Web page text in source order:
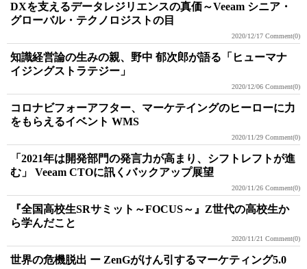
DXを支えるデータレジリエンスの真価～Veeam シニア・
グローバル・テクノロジストの目
2020/12/17 Comment(0)
知識経営論の生みの親、野中 郁次郎が語る「ヒューマナ
イジングストラテジー」
2020/12/06 Comment(0)
コロナビフォーアフター、マーケテイングのヒーローに力
をもらえるイベント WMS
2020/11/29 Comment(0)
「2021年は開発部門の発言力が高まり、シフトレフトが進
む」 Veeam CTOに訊くバックアップ展望
2020/11/26 Comment(0)
『全国高校生SRサミット～FOCUS～』Z世代の高校生か
ら学んだこと
2020/11/21 Comment(0)
世界の危機脱出 ー ZenGがけん引するマーケティング5.0